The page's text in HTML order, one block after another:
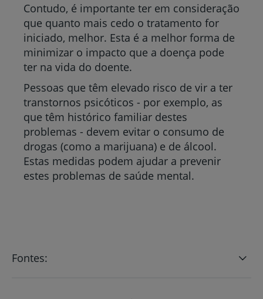
Contudo, é importante ter em consideração
que quanto mais cedo o tratamento for
iniciado, melhor. Esta é a melhor forma de
minimizar o impacto que a doença pode
ter na vida do doente.
Pessoas que têm elevado risco de vir a ter
transtornos psicóticos - por exemplo, as
que têm histórico familiar destes
problemas - devem evitar o consumo de
drogas (como a marijuana) e de álcool.
Estas medidas podem ajudar a prevenir
estes problemas de saúde mental.
Fontes: